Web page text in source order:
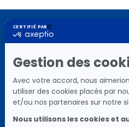
BIOGARAN
En laboratoire pionnier et innovant,
pour proposer aux patients des